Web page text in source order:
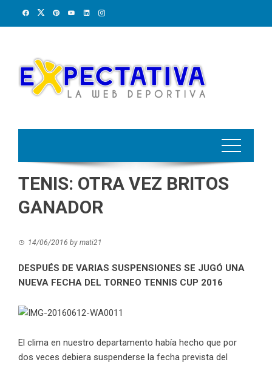
TENIS: OTRA VEZ BRITOS
GANADOR
14/06/2016 by mati21
DESPUÉS DE VARIAS SUSPENSIONES SE JUGÓ UNA
NUEVA FECHA DEL TORNEO TENNIS CUP 2016
El clima en nuestro departamento había hecho que por
dos veces debiera suspenderse la fecha prevista del